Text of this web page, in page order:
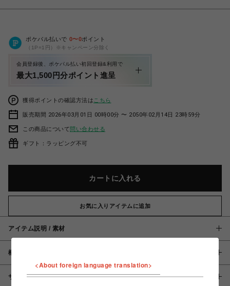
ポケパル払いで 0〜0ポイント
（1P=1円）※キャンペーン分除く
会員登録後、ポケパル払い初回登録&利用で
最大1,500円分ポイント進呈
獲得ポイントの確認方法は こちら
販売期間 2026年03月01日 00時00分 〜 2050年02月14日 23時59分
この商品について問い合わせる
ギフト：ラッピング不可
カートに入れる
お気に入りアイテムに追加
アイテム説明 / 素材
概要
サイズ
<About foreign language translation>